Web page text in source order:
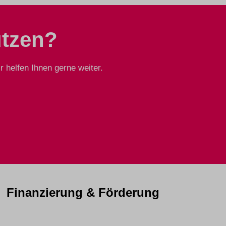
helfen Ihnen gerne weiter.
Finanzierung & Förderung